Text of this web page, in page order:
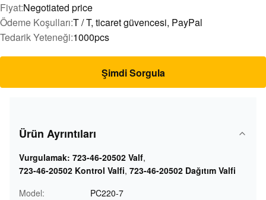
Fiyat:Negotiated price
Ödeme Koşulları:T / T, ticaret güvencesi, PayPal
Tedarik Yeteneği:1000pcs
Şimdi Sorgula
Ürün Ayrıntıları
Vurgulamak: 723-46-20502 Valf,
723-46-20502 Kontrol Valfi, 723-46-20502 Dağıtım Valfi
Model:
PC220-7